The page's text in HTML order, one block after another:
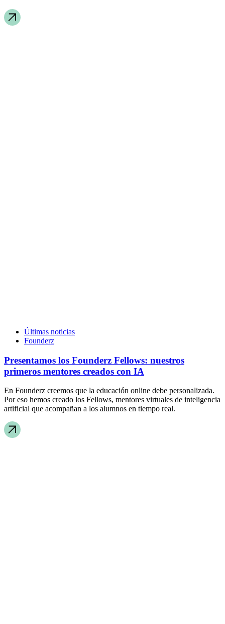
Últimas noticias
Founderz
Presentamos los Founderz Fellows: nuestros
primeros mentores creados con IA
En Founderz creemos que la educación online debe personalizada.
Por eso hemos creado los Fellows, mentores virtuales de inteligencia
artificial que acompañan a los alumnos en tiempo real.